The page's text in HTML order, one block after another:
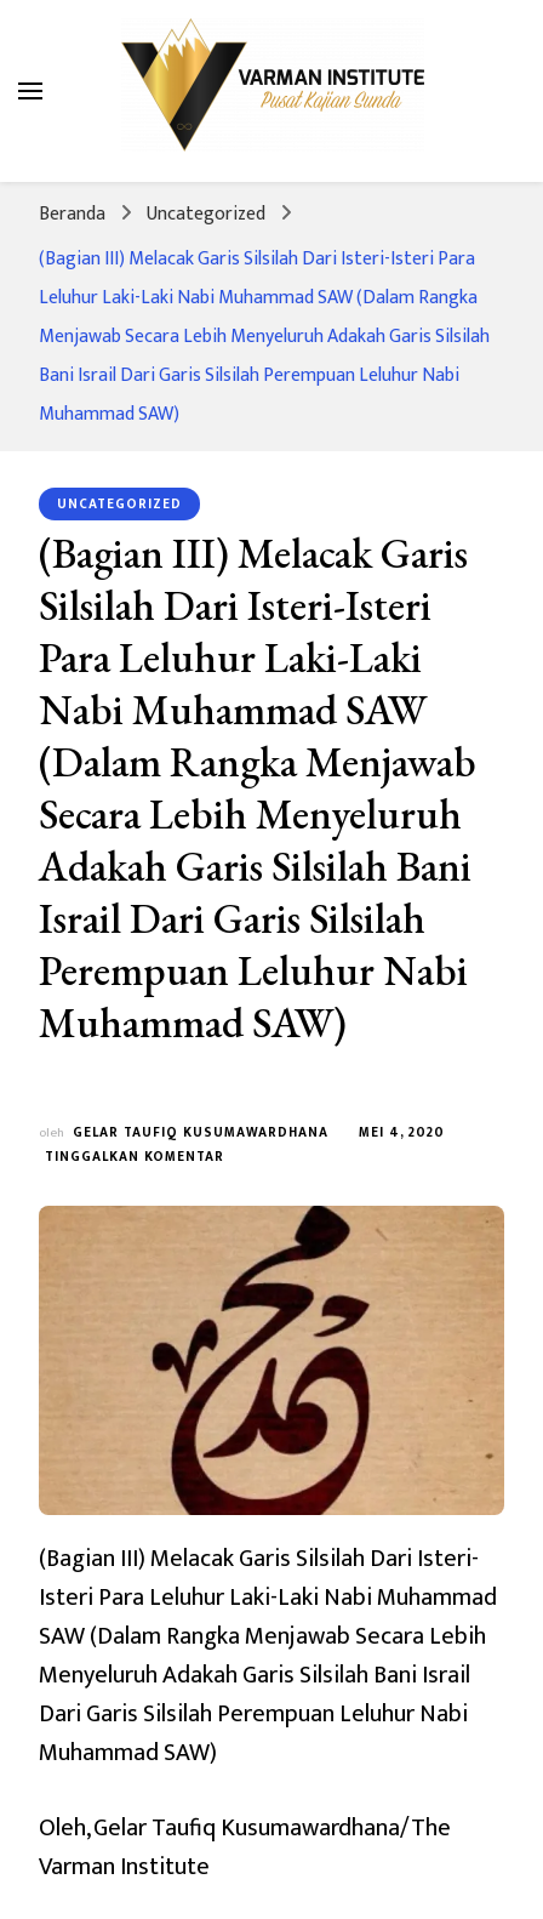
Varman Institute
Pusat Kajian Sunda
Beranda
Uncategorized
(Bagian III) Melacak Garis Silsilah Dari Isteri-Isteri Para
Leluhur Laki-Laki Nabi Muhammad SAW (Dalam Rangka
Menjawab Secara Lebih Menyeluruh Adakah Garis Silsilah
Bani Israil Dari Garis Silsilah Perempuan Leluhur Nabi
Muhammad SAW)
UNCATEGORIZED
(Bagian III) Melacak Garis
Silsilah Dari Isteri-Isteri
Para Leluhur Laki-Laki
Nabi Muhammad SAW
(Dalam Rangka Menjawab
Secara Lebih Menyeluruh
Adakah Garis Silsilah Bani
Israil Dari Garis Silsilah
Perempuan Leluhur Nabi
Muhammad SAW)
oleh GELAR TAUFIQ KUSUMAWARDHANA
MEI 4, 2020
TINGGALKAN KOMENTAR
III)
GARIS
SILSILAH
DARI
ISTERI-
ISTERI
PARA
LELUHUR
LAKI-
LAKI
MUHAMMAD
SAW
(DALAM
RANGKA
MENJAWAB
LEBIH
MENYELURUH
ADAKAH
GARIS
GARIS
(Bagian III) Melacak Garis Silsilah Dari Isteri-
Isteri Para Leluhur Laki-Laki Nabi Muhammad
SAW (Dalam Rangka Menjawab Secara Lebih
Menyeluruh Adakah Garis Silsilah Bani Israil
Dari Garis Silsilah Perempuan Leluhur Nabi
Muhammad SAW)
Oleh, Gelar Taufiq Kusumawardhana/The
Varman Institute